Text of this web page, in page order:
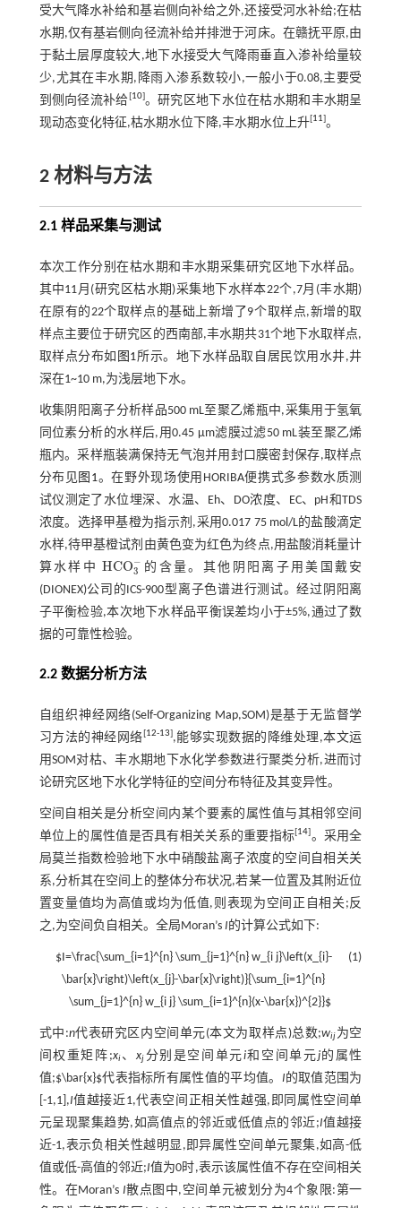
受大气降水补给和基岩侧向补给之外,还接受河水补给;在枯
水期,仅有基岩侧向径流补给并排泄于河床。在赣抚平原,由
于黏土层厚度较大,地下水接受大气降雨垂直入渗补给量较
少,尤其在丰水期,降雨入渗系数较小,一般小于0.08,主要受
到侧向径流补给 10] 。研究区地下水位在枯水期和丰水期呈
现动态变化特征,枯水期水位下降,丰水期水位上升[ 11 。
2 材料与方法
2.1 样品采集与测试
本次工作分别在枯水期和丰水期采集研究区地下水样品。
其中11月(研究区枯水期)采集地下水样本22个,7月(丰水期)
在原有的22个取样点的基础上新增了9个取样点,新增的取
样点主要位于研究区的西南部,丰水期共31个地下水取样点,
取样点分布如 图1所示。地下水样品取自居民饮用水井,井
深在1~10 m,为浅层地下水。
收集阴阳离子分析样品500 mL至聚乙烯瓶中,采集用于氢氧
同位素分析的水样后,用0.45 μm滤膜过滤50 mL装至聚乙烯
瓶内。采样瓶装满保持无气泡并用封口膜密封保存,取样点
分布见图1。在野外现场使用HORIBA便携式多参数水质测
试仪测定了水位埋深、水温、Eh、DO浓度、EC、pH和TDS
浓度。选择甲基橙为指示剂,采用0.017 75 mol/L的盐酸滴定
水样,待甲基橙试剂由黄色变为红色为终点,用盐酸消耗量计
算水样中 HCO−
3
HCO3-
的含量。其他阴阳离子用美国戴安
(DIONEX)公司的ICS-900型离子色谱进行测试。经过阴阳离
子平衡检验,本次地下水样品平衡误差均小于±5%,通过了数
据的可靠性检验。
2.2 数据分析方法
自组织神经网络(Self-Organizing Map,SOM)是基于无监督学
习方法的神经网络 12-13 ,能够实现数据的降维处理,本文运
用SOM对枯、丰水期地下水化学参数进行聚类分析,进而讨
论研究区地下水化学特征的空间分布特征及其变异性。
空间自相关是分析空间内某个要素的属性值与其相邻空间
单位上的属性值是否具有相关关系的重要指标 14 。采用全
局莫兰指数检验地下水中硝酸盐离子浓度的空间自相关关
系,分析其在空间上的整体分布状况,若某一位置及其附近位
置变量值均为高值或均为低值,则表现为空间正自相关;反
之,为空间负自相关。全局Moran’s I的计算公式如下:
(1)
$I=\frac{\sum_{i=1}^{n} \sum_{j=1}^{n} w_{i j}\left(x_{i}-
\bar{x}\right)\left(x_{j}-\bar{x}\right)}{\sum_{i=1}^{n}
\sum_{j=1}^{n} w_{i j} \sum_{i=1}^{n}(x-\bar{x})^{2}}$
式中:n代表研究区内空间单元(本文为取样点)总数;wij为空
间权重矩阵;xi、 xj分别是空间单元i和空间单元j的属性
值;$\bar{x}$代表指标所有属性值的平均值。 I的取值范围为
[-1,1],I值越接近1,代表空间正相关性越强,即同属性空间单
元呈现聚集趋势,如高值点的邻近或低值点的邻近;I值越接
近-1,表示负相关性越明显,即异属性空间单元聚集,如高-低
值或低-高值的邻近;I值为0时,表示该属性值不存在空间相关
性。在Moran’s I散点图中,空间单元被划分为4个象限:第一